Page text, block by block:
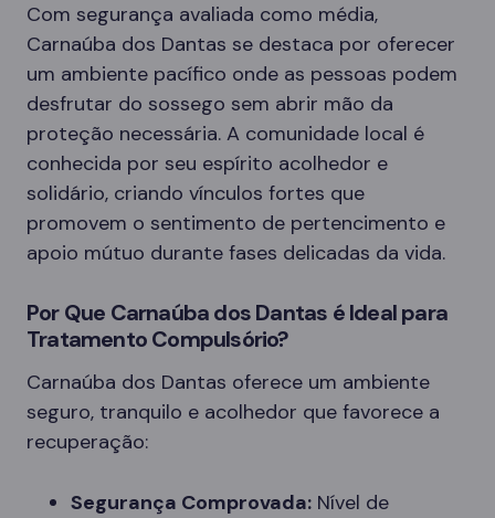
Com segurança avaliada como média,
Carnaúba dos Dantas se destaca por oferecer
um ambiente pacífico onde as pessoas podem
desfrutar do sossego sem abrir mão da
proteção necessária. A comunidade local é
conhecida por seu espírito acolhedor e
solidário, criando vínculos fortes que
promovem o sentimento de pertencimento e
apoio mútuo durante fases delicadas da vida.
Por Que Carnaúba dos Dantas é Ideal para
Tratamento Compulsório?
Carnaúba dos Dantas oferece um ambiente
seguro, tranquilo e acolhedor que favorece a
recuperação:
Segurança Comprovada: Nível de